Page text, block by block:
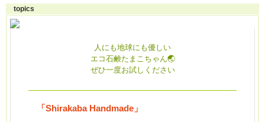
topics
人にも地球にも優しい
エコ石鹸たまこちゃん🌏
ぜひ一度お試しください
「Shirakaba Handmade」